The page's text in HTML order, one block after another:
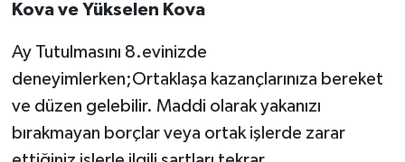
Kova ve Yükselen Kova
Ay Tutulmasını 8.evinizde
deneyimlerken;Ortaklaşa kazançlarınıza bereket
ve düzen gelebilir. Maddi olarak yakanızı
bırakmayan borçlar veya ortak işlerde zarar